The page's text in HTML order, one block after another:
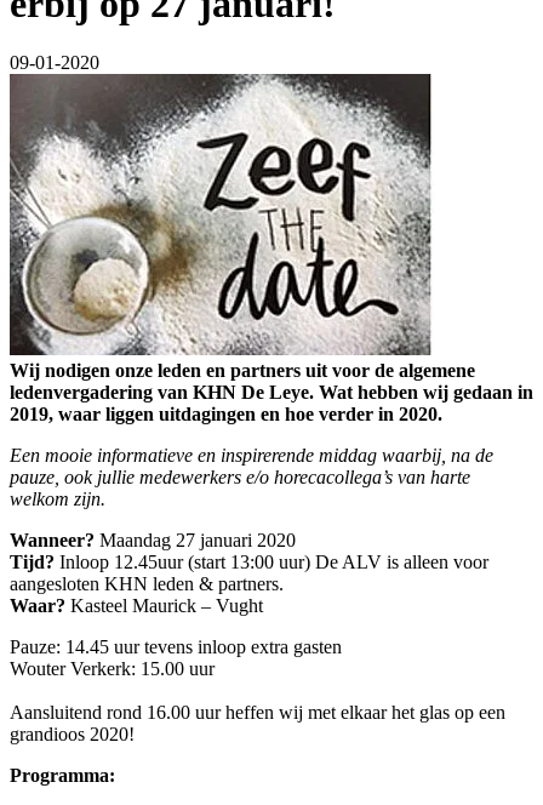
09-01-2020
Wij nodigen onze leden en partners uit voor de algemene
ledenvergadering van KHN De Leye. Wat hebben wij gedaan in
2019, waar liggen uitdagingen en hoe verder in 2020.
Een mooie informatieve en inspirerende middag waarbij, na de
pauze, ook jullie medewerkers e/o horecacollega’s van harte
welkom zijn.
Wanneer? Maandag 27 januari 2020
Tijd? Inloop 12.45uur (start 13:00 uur) De ALV is alleen voor
aangesloten KHN leden & partners.
Waar? Kasteel Maurick – Vught
Pauze: 14.45 uur tevens inloop extra gasten
Wouter Verkerk: 15.00 uur
Aansluitend rond 16.00 uur heffen wij met elkaar het glas op een
grandioos 2020!
Programma: